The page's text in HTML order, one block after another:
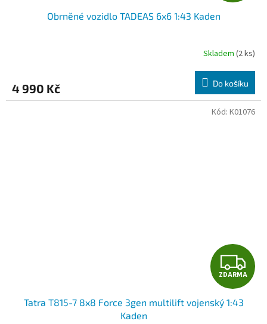
R
M
A
Obrněné vozidlo TADEAS 6x6 1:43 Kaden
Skladem (2 ks)
4 990 Kč Do košíku
Z
D
ZDARMA
Tatra T815-7 8x8 Force 3gen multilift vojenský 1:43
Kaden
Kód: K01076